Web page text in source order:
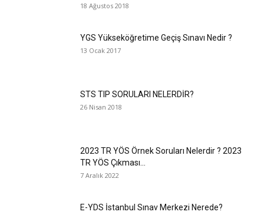
18 Ağustos 2018
YGS Yükseköğretime Geçiş Sınavı Nedir ?
13 Ocak 2017
STS TIP SORULARI NELERDİR?
26 Nisan 2018
2023 TR YÖS Örnek Soruları Nelerdir ? 2023
TR YÖS Çıkması...
7 Aralık 2022
E-YDS İstanbul Sınav Merkezi Nerede?